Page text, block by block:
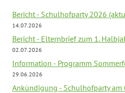
Bericht - Schulhofparty 2026
14.07.2026
Bericht - Elternbrief zum 1.
02.07.2026
Information - Programm
29.06.2026
Ankündigung - Schulhofparty am